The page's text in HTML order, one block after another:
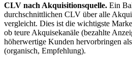
CLV nach Akquisitionsquelle. Ein
durchschnittlichen CLV über alle
vergleicht. Dies ist die wichtigste
ob teure Akquisekanäle (bezahlte
höherwertige Kunden hervorbringen
(organisch, Empfehlung).